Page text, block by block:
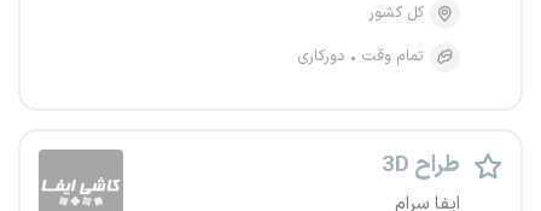
کل کشور
تمام وقت
دورکاری
طراح 3D
ایفا سرام